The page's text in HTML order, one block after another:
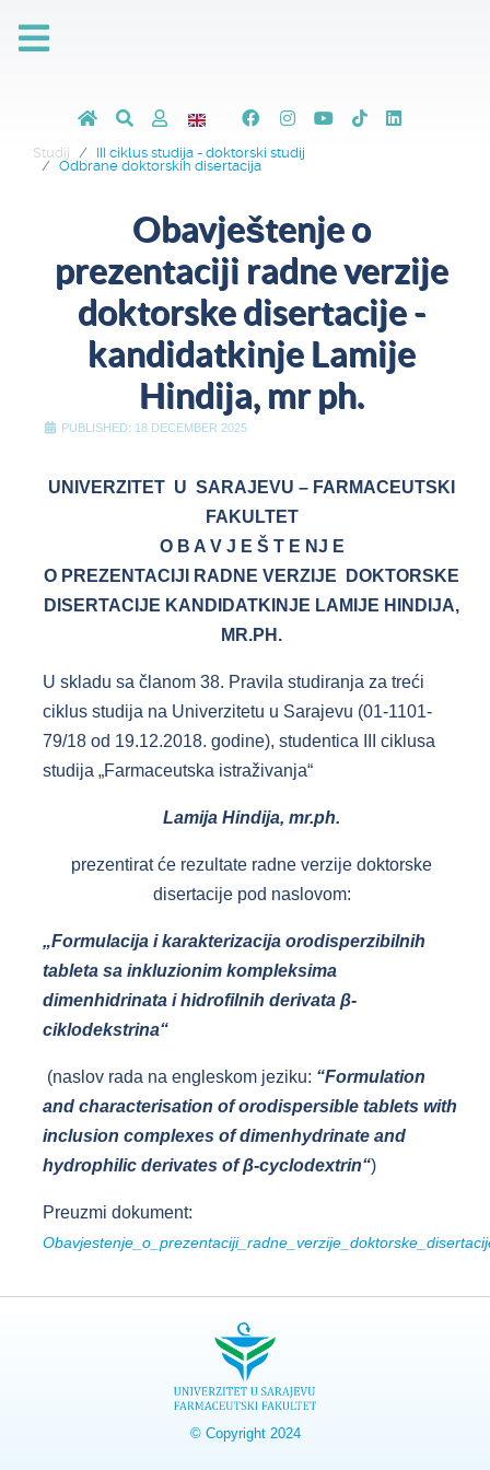
Studij
III ciklus studija - doktorski studij
Odbrane doktorskih disertacija
Obavještenje o
prezentaciji radne verzije
doktorske disertacije -
kandidatkinje Lamije
Hindija, mr ph.
PUBLISHED: 18 DECEMBER 2025
UNIVERZITET U SARAJEVU – FARMACEUTSKI
FAKULTET
O B A V J E Š T E NJ E
O PREZENTACIJI RADNE VERZIJE
DOKTORSKE
DISERTACIJE KANDIDATKINJE LAMIJE HINDIJA,
MR.PH.
U skladu sa članom 38. Pravila studiranja za treći
ciklus studija na Univerzitetu u Sarajevu (01-1101-
79/18 od 19.12.2018. godine), studentica III ciklusa
studija „Farmaceutska istraživanja“
Lamija Hindija, mr.ph.
prezentirat će rezultate radne verzije doktorske
disertacije pod naslovom:
„Formulacija i karakterizacija orodisperzibilnih
tableta sa inkluzionim kompleksima
dimenhidrinata i hidrofilnih derivata β-
ciklodekstrina“
(naslov rada na engleskom jeziku: “Formulation
and characterisation of orodispersible tablets with
inclusion complexes of dimenhydrinate and
hydrophilic derivates of β-cyclodextrin“)
Preuzmi dokument:
© Copyright 2024